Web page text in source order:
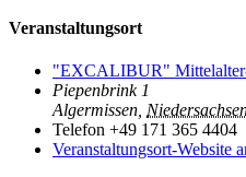
Veranstaltungsort
"EXCALIBUR" Mittelalter-
Piepenbrink 1
Algermissen
Telefon +49 171 365 4404
Veranstaltungsort-Website